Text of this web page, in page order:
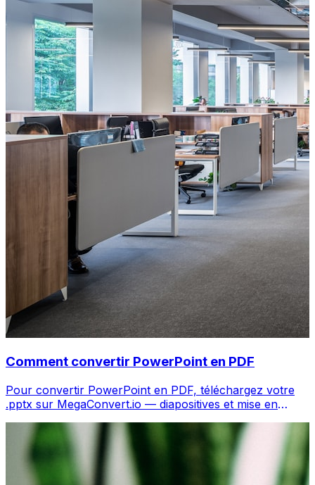
Comment convertir PowerPoint en PDF
Pour convertir PowerPoint en PDF, téléchargez votre
.pptx sur MegaConvert.io — diapositives et mise en